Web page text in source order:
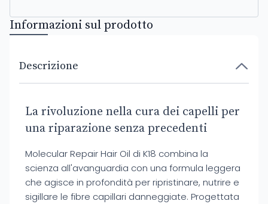
Informazioni sul prodotto
Descrizione
La rivoluzione nella cura dei capelli per
una riparazione senza precedenti
Molecular Repair Hair Oil di K18 combina la
scienza all'avanguardia con una formula leggera
che agisce in profondità per ripristinare, nutrire e
sigillare le fibre capillari danneggiate. Progettata